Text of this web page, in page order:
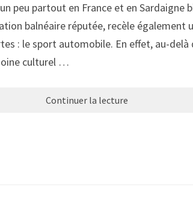
peu partout en France et en Sardaigne
balnéaire réputée, recèle également
: le sport automobile. En effet, au-delà
culturel …
Continuer la lecture